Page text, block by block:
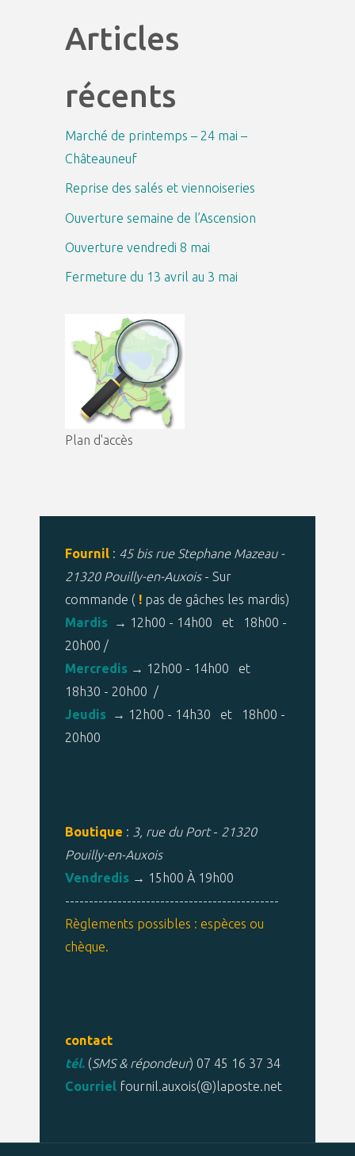
Articles
récents
Marché de printemps – 24 mai –
Châteauneuf
Reprise des salés et viennoiseries
Ouverture semaine de l’Ascension
Ouverture vendredi 8 mai
Fermeture du 13 avril au 3 mai
Plan d'accès
Fournil : 45 bis rue Stephane Mazeau -
21320 Pouilly-en-Auxois- Sur
commande ( ! pas de gâches les mardis)
Mardis → 12h00 - 14h00 et 18h00 -
20h00 /
Mercredis → 12h00 - 14h00 et
18h30 - 20h00 /
Jeudis → 12h00 - 14h30 et 18h00 -
20h00
Boutique : 3, rue du Port- 21320
Pouilly-en-Auxois
Vendredis → 15h00 À 19h00
---------------------------------------------
Règlements possibles : espèces ou
chèque.
contact
tél. (SMS & répondeur) 07 45 16 37 34
Courriel fournil.auxois(@)laposte.net